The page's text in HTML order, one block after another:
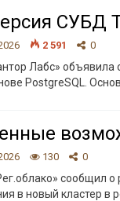
СУБД
2 591 0
Лабс»
PostgreSQL.
130 0
сообщил
в новый кластер